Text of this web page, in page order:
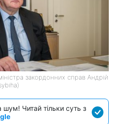
закордонних справ Андрій
шум! Читай тільки суть з